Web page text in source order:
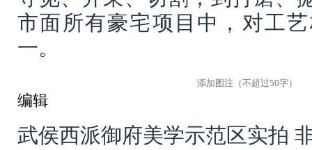
市面所有豪宅项目中，对工
一。
编辑
武侯西派御府美学示范区实拍